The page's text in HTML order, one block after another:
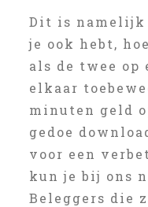
Dit is namelijk
je ook hebt,
als de twee
elkaar
minuten geld
gedoe
voor een
kun je bij ons
Beleggers die